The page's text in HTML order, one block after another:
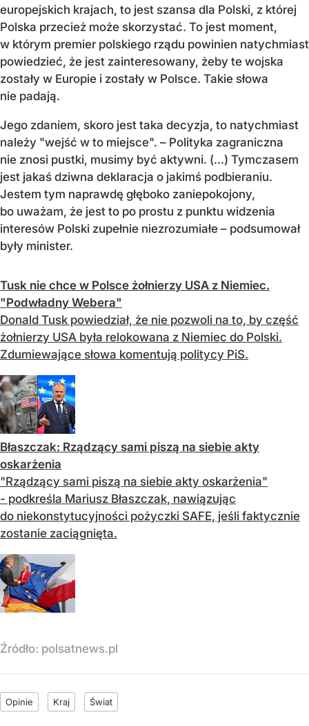
europejskich krajach, to jest szansa dla Polski, z której
Polska przecież może skorzystać. To jest moment,
w którym premier polskiego rządu powinien natychmiast
powiedzieć, że jest zainteresowany, żeby te wojska
zostały w Europie i zostały w Polsce. Takie słowa
nie padają.
Jego zdaniem, skoro jest taka decyzja, to natychmiast
należy "wejść w to miejsce". – Polityka zagraniczna
nie znosi pustki, musimy być aktywni. (...) Tymczasem
jest jakaś dziwna deklaracja o jakimś podbieraniu.
Jestem tym naprawdę głęboko zaniepokojony,
bo uważam, że jest to po prostu z punktu widzenia
interesów Polski zupełnie niezrozumiałe – podsumował
były minister.
Tusk nie chce w Polsce żołnierzy USA z Niemiec.
"Podwładny Webera"
Donald Tusk powiedział, że nie pozwoli na to, by część
żołnierzy USA była relokowana z Niemiec do Polski.
Zdumiewające słowa komentują politycy PiS.
Błaszczak: Rządzący sami piszą na siebie akty
oskarżenia
"Rządzący sami piszą na siebie akty oskarżenia"
- podkreśla Mariusz Błaszczak, nawiązując
do niekonstytucyjności pożyczki SAFE, jeśli faktycznie
zostanie zaciągnięta.
Źródło: polsatnews.pl
Opinie Kraj Świat